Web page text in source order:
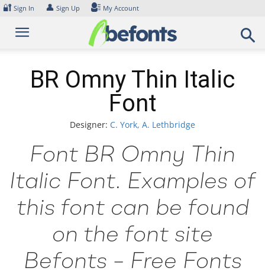
Skip
content
🔐 Sign In 👤 Sign Up My Account
BR Omny Thin Italic
Font
Designer: C. York, A. Lethbridge
Font BR Omny Thin
Italic Font. Examples of
this font can be found
on the font site
Befonts – Free Fonts